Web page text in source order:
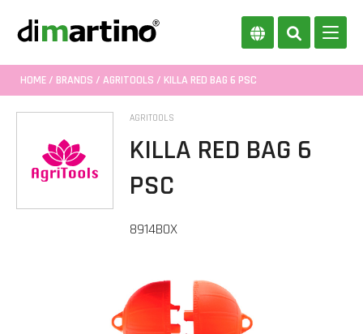
HOME/ BRANDS / AGRITOOLS / KILLA RED BAG 6 PSC
AGRITOOLS
KILLA RED BAG 6
PSC
8914BOX